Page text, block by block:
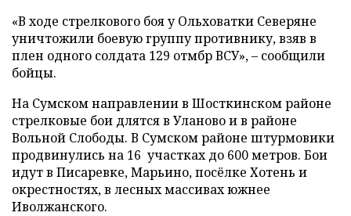
«В ходе стрелкового боя у Ольховатки Северяне
уничтожили боевую группу противнику, взяв в
плен одного солдата 129 отмбр ВСУ», – сообщили
бойцы.
На Сумском направлении в Шосткинском районе
стрелковые бои длятся в Уланово и в районе
Вольной Слободы. В Сумском районе штурмовики
продвинулись на 16 участках до 600 метров. Бои
идут в Писаревке, Марьино, посёлке Хотень и
окрестностях, в лесных массивах южнее
Иволжанского.